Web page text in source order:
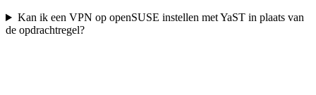
Kan ik een VPN op openSUSE instellen met YaST in plaats van
de opdrachtregel?